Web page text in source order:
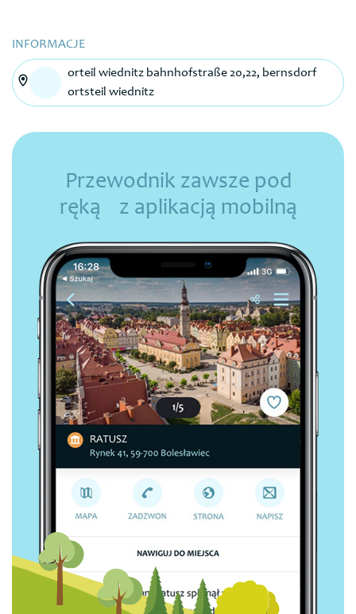
INFORMACJE
orteil wiednitz bahnhofstraße 20,22, bernsdorf
ortsteil wiednitz
Przewodnik zawsze pod
ręką z aplikacją mobilną